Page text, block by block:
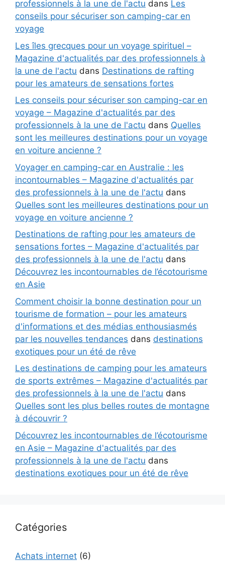
professionnels à la une de l'actu dans Les
conseils pour sécuriser son camping-car en
voyage
Les îles grecques pour un voyage spirituel –
Magazine d'actualités par des professionnels à
la une de l'actu dans Destinations de rafting
pour les amateurs de sensations fortes
Les conseils pour sécuriser son camping-car en
voyage – Magazine d'actualités par des
professionnels à la une de l'actu dans Quelles
sont les meilleures destinations pour un voyage
en voiture ancienne ?
Voyager en camping-car en Australie : les
incontournables – Magazine d'actualités par
des professionnels à la une de l'actu dans
Quelles sont les meilleures destinations pour un
voyage en voiture ancienne ?
Destinations de rafting pour les amateurs de
sensations fortes – Magazine d'actualités par
des professionnels à la une de l'actu dans
Découvrez les incontournables de l’écotourisme
en Asie
Comment choisir la bonne destination pour un
tourisme de formation – pour les amateurs
d'informations et des médias enthousiasmés
par les nouvelles tendances dans destinations
exotiques pour un été de rêve
Les destinations de camping pour les amateurs
de sports extrêmes – Magazine d'actualités par
des professionnels à la une de l'actu dans
Quelles sont les plus belles routes de montagne
à découvrir ?
Découvrez les incontournables de l’écotourisme
en Asie – Magazine d'actualités par des
professionnels à la une de l'actu dans
destinations exotiques pour un été de rêve
Catégories
Achats internet (6)